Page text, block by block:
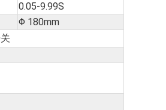
0.05-9.99S
Φ 180mm